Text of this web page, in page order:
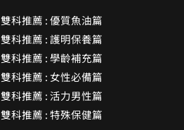
科推薦 : 優質魚油篇
科推薦 : 護明保養篇
科推薦 : 學齡補充篇
科推薦 : 女性必備篇
科推薦 : 活力男性篇
科推薦 : 特殊保健篇